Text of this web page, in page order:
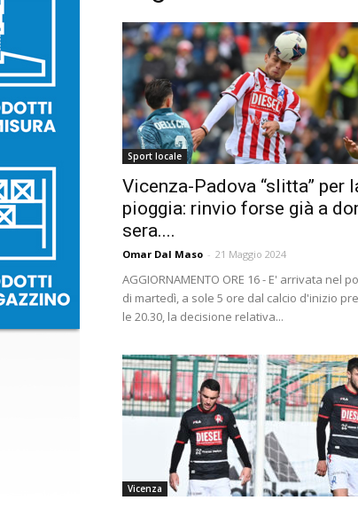
Sport locale
Vicenza-Padova “slitta” per
pioggia: rinvio forse già a
sera....
Omar Dal Maso - 21 Maggio 2024
AGGIORNAMENTO ORE 16 - E' arrivata nel
di martedì, a sole 5 ore dal calcio d'inizio
le 20.30, la decisione relativa...
Vicenza